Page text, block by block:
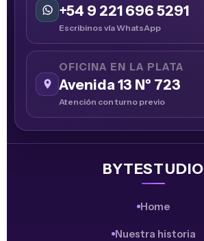
+54 9 221 696 5291
Escribinos vía WhatsApp
OFICINA EN LA PLATA
Avenida 13 Nº 723
Atención con turno previo
BYTESTUDIO
Home
Nuestra historia